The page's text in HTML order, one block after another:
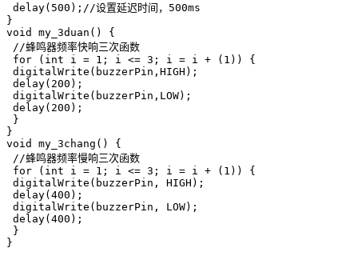
delay(500);//设置延迟时间，500ms
}
void my_3duan() {
//蜂鸣器频率快响三次函数
for (int i = 1; i <= 3; i = i + (1)) {
digitalWrite(buzzerPin,HIGH);
delay(200);
digitalWrite(buzzerPin,LOW);
delay(200);
}
}
void my_3chang() {
//蜂鸣器频率慢响三次函数
for (int i = 1; i <= 3; i = i + (1)) {
digitalWrite(buzzerPin, HIGH);
delay(400);
digitalWrite(buzzerPin, LOW);
delay(400);
}
}